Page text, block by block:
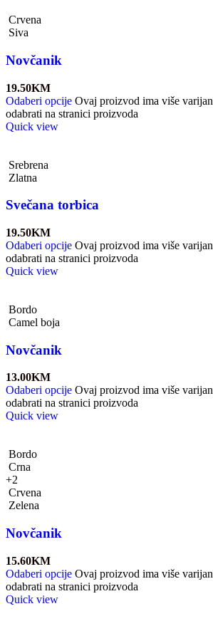
Crvena
Siva
Novčanik
19.50KM
Odaberi opcije Ovaj proizvod ima više
odabrati na stranici proizvoda
Quick view
Srebrena
Zlatna
Svečana torbica
19.50KM
Odaberi opcije Ovaj proizvod ima više
odabrati na stranici proizvoda
Quick view
Bordo
Camel boja
Novčanik
13.00KM
Odaberi opcije Ovaj proizvod ima više
odabrati na stranici proizvoda
Quick view
Bordo
Crna
+2
Crvena
Zelena
Novčanik
15.60KM
Odaberi opcije Ovaj proizvod ima više
odabrati na stranici proizvoda
Quick view